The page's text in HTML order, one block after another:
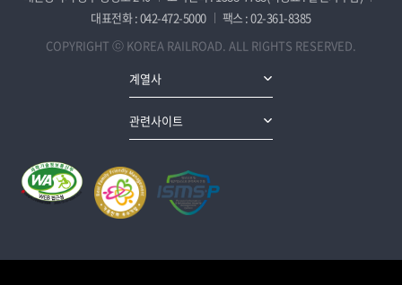
대표전화 : 042-472-5000
팩스 : 02-361-8385
COPYRIGHT ⓒ KOREA RAILROAD. ALL RIGHTS RESERVED.
계열사
관련사이트